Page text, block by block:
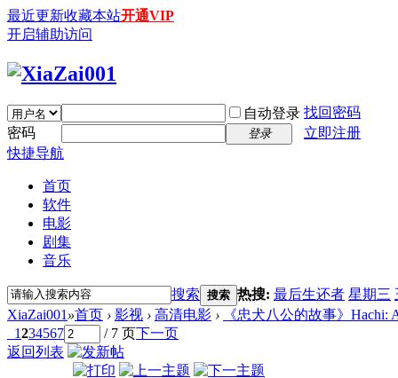
最近更新收藏本站开通VIP
开启辅助访问
自动登录 找回密码
密码
登录
立即注册
快捷导航
首页
软件
电影
剧集
音乐
搜索 搜索 热搜: 最后生还者 星期三
XiaZai001 »首页 › 影视 › 高清电影 ›
《忠犬八公的故事》Hachi:
1234567 / 7 页下一页
返回列表